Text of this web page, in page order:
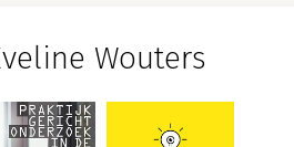
Wouters